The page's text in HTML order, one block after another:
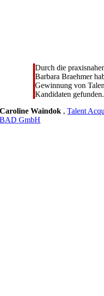
Durch die
Barbara Braehmer
Gewinnung von
Kandidaten gefunden.
Caroline Waindok ,Talent
BAD GmbH